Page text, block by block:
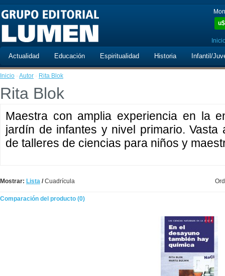
u$
Actualidad Educación Espiritualidad Historia Infantil/
Inicio · Autor · Rita Blok
Rita Blok
Maestra con amplia experiencia en la
jardín de infantes y nivel primario. Vasta
de talleres de ciencias para niños y
Mostrar: Lista /Cuadrícula
Comparación del producto (0)